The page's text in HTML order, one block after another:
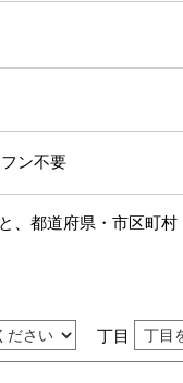
ン不要
、都道府県・市区町
丁目